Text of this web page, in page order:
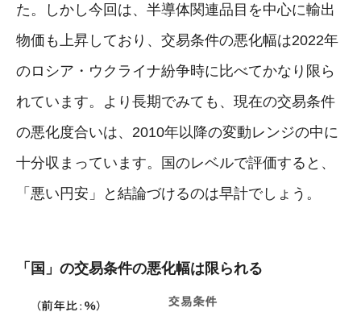
た。しかし今回は、半導体関連品目を中心に輸出
物価も上昇しており、交易条件の悪化幅は2022年
のロシア・ウクライナ紛争時に比べてかなり限ら
れています。より長期でみても、現在の交易条件
の悪化度合いは、2010年以降の変動レンジの中に
十分収まっています。国のレベルで評価すると、
「悪い円安」と結論づけるのは早計でしょう。
「国」の交易条件の悪化幅は限られる